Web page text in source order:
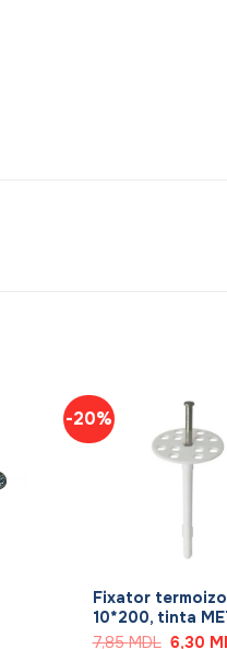
-20%
Fixator
10*200, tinta
7,85MDL Prețul
6,30